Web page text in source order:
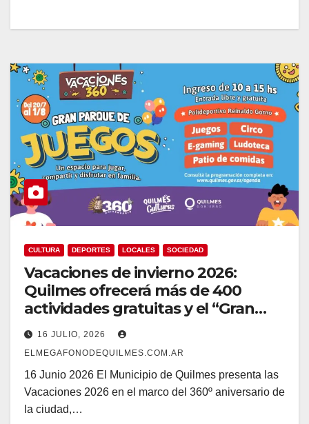
CULTURA DEPORTES LOCALES SOCIEDAD
Vacaciones de invierno 2026:
Quilmes ofrecerá más de 400
actividades gratuitas y el “Gran
Parque de Juegos”
16 JULIO, 2026
ELMEGAFONODEQUILMES.COM.AR
16 Junio 2026 El Municipio de Quilmes presenta las
Vacaciones 2026 en el marco del 360º aniversario de
la ciudad,…